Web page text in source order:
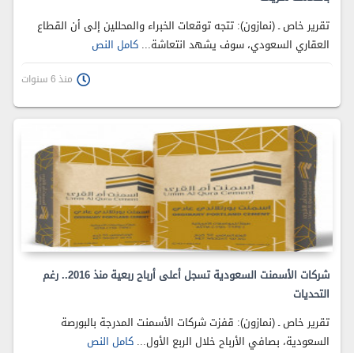
تقرير خاص ـ (نمازون): تتجه توقعات الخبراء والمحللين إلى أن القطاع
العقاري السعودي، سوف يشهد انتعاشة...كامل النص
منذ 6 سنوات
شركات الأسمنت السعودية تسجل أعلى أرباح ربعية منذ 2016.. رغم
التحديات
تقرير خاص ـ (نمازون): قفزت شركات الأسمنت المدرجة بالبورصة
السعودية، بصافي الأرباح خلال الربع الأول...كامل النص